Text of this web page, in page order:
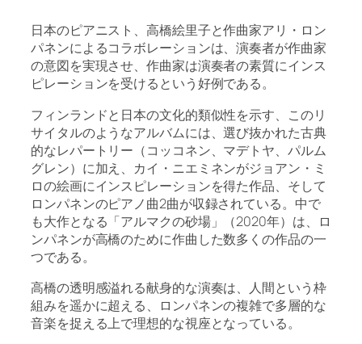
日本のピアニスト、高橋絵里子と作曲家アリ・ロン
パネンによるコラボレーションは、演奏者が作曲家
の意図を実現させ、作曲家は演奏者の素質にインス
ピレーションを受けるという好例である。
フィンランドと日本の文化的類似性を示す、このリ
サイタルのようなアルバムには、選び抜かれた古典
的なレパートリー（コッコネン、マデトヤ、パルム
グレン）に加え、カイ・ニエミネンがジョアン・ミ
ロの絵画にインスピレーションを得た作品、そして
ロンパネンのピアノ曲2曲が収録されている。中で
も大作となる「アルマクの砂場」（2020年）は、ロ
ンパネンが高橋のために作曲した数多くの作品の一
つである。
高橋の透明感溢れる献身的な演奏は、人間という枠
組みを遥かに超える、ロンパネンの複雑で多層的な
音楽を捉える上で理想的な視座となっている。